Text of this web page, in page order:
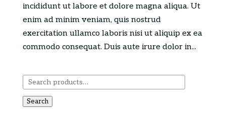
incididunt ut labore et dolore magna aliqua. Ut
enim ad minim veniam, quis nostrud
exercitation ullamco laboris nisi ut aliquip ex ea
commodo consequat. Duis aute irure dolor in...
Search